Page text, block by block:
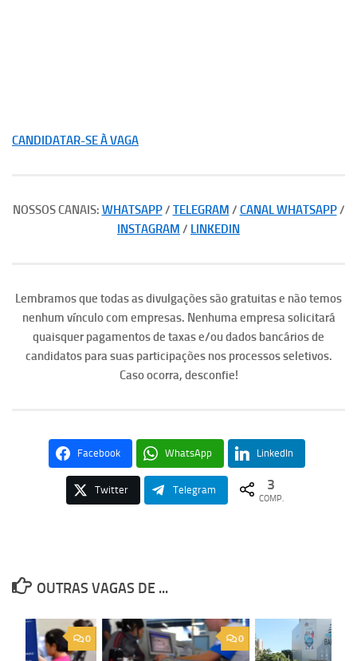
CANDIDATAR-SE À VAGA
NOSSOS CANAIS: WHATSAPP/ TELEGRAM / CANAL WHATSAPP/
INSTAGRAM / LINKEDIN
Lembramos que todas as divulgações são gratuitas e não temos
nenhum vínculo com empresas. Nenhuma empresa solicitará
quaisquer pagamentos de taxas e/ou dados bancários de
candidatos para suas participações nos processos seletivos.
Caso ocorra, desconfie!
Facebook WhatsApp LinkedIn
Twitter Telegram 3
COMP.
OUTRAS VAGAS DE ...
0
0